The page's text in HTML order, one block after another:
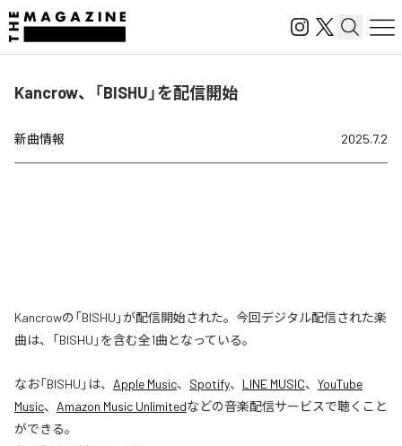
Kancrow、「BISHU」を配信開始
新曲情報 2025.7.2
Kancrowの「BISHU」が配信開始された。今回デジタル配信された楽
曲は、「BISHU」を含む全1曲となっている。
なお「BISHU 」は、 Apple Music、 Spotify、 LINE MUSIC、 YouTube
Music、 Amazon Music Unlimitedなどの音楽配信サービスで聴くこと
ができる。